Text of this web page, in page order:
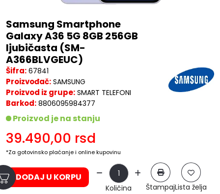
Samsung Smartphone
Galaxy A36 5G 8GB 256GB
ljubičasta (SM-
A366BLVGEUC)
Šifra: 67841
Proizvođač: SAMSUNG
Proizvod iz grupe: SMART TELEFONI
Barkod: 8806095984377
Proizvod je na stanju
39.490,00 rsd
*Za gotovinsko plaćanje i online kupovinu
DODAJ U KORPU
Količina ŠtampajLista želja